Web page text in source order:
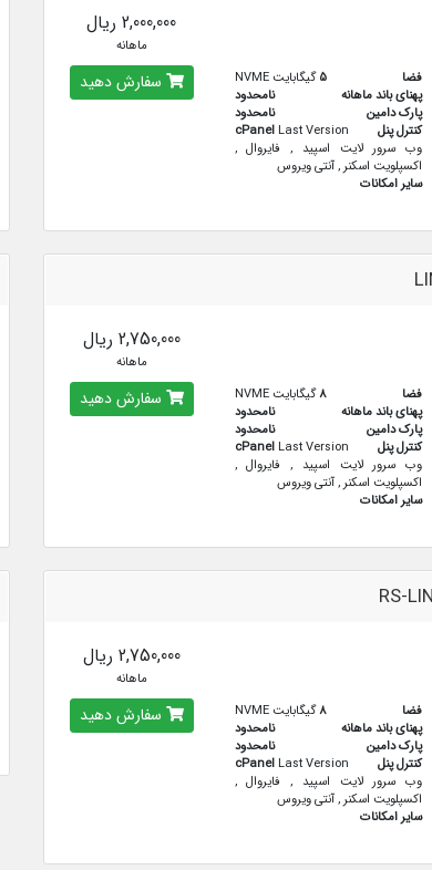
5گیگابایت NVME
فضا
نامحدود
پهنای باند ماهانه
نامحدود
پارک دامین
cPanelLast Version
کنترل پنل
وب سرور لایت اسپید , فایروال ,
اکسپلویت اسکنر , آنتی ویروس
سایر امکانات
2,000,000 ریال
ماهانه
سفارش دهید
8گیگابایت NVME
فضا
نامحدود
پهنای باند ماهانه
نامحدود
پارک دامین
cPanelLast Version
کنترل پنل
وب سرور لایت اسپید , فایروال ,
اکسپلویت اسکنر , آنتی ویروس
سایر امکانات
2,750,000 ریال
ماهانه
سفارش دهید
RS-
8گیگابایت NVME
فضا
نامحدود
پهنای باند ماهانه
نامحدود
پارک دامین
cPanelLast Version
کنترل پنل
وب سرور لایت اسپید , فایروال ,
اکسپلویت اسکنر , آنتی ویروس
سایر امکانات
2,750,000 ریال
ماهانه
سفارش دهید